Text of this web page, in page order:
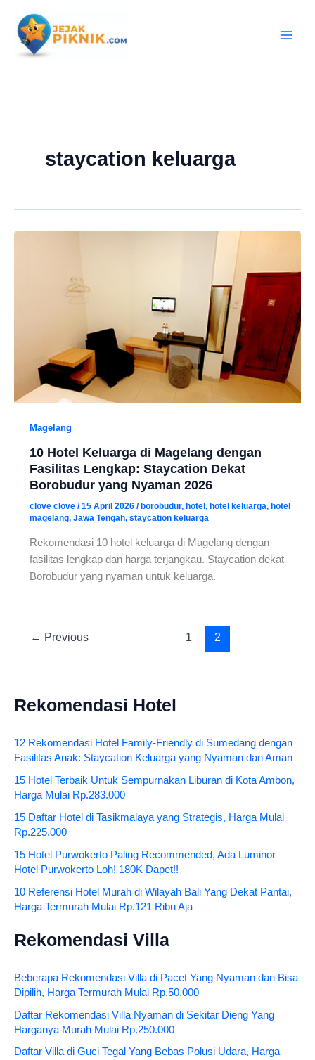
konten
staycation keluarga
Magelang
10 Hotel Keluarga di Magelang dengan
Fasilitas Lengkap: Staycation Dekat
Borobudur yang Nyaman 2026
clove clove /15 April 2026 /borobudur, hotel, hotel keluarga, hotel
magelang, Jawa Tengah, staycation keluarga
Rekomendasi 10 hotel keluarga di Magelang dengan
fasilitas lengkap dan harga terjangkau. Staycation dekat
Borobudur yang nyaman untuk keluarga.
← Previous 1 2
Rekomendasi Hotel
12 Rekomendasi Hotel Family-Friendly di Sumedang dengan
Fasilitas Anak: Staycation Keluarga yang Nyaman dan Aman
15 Hotel Terbaik Untuk Sempurnakan Liburan di Kota Ambon,
Harga Mulai Rp.283.000
15 Daftar Hotel di Tasikmalaya yang Strategis, Harga Mulai
Rp.225.000
15 Hotel Purwokerto Paling Recommended, Ada Luminor
Hotel Purwokerto Loh! 180K Dapet!!
10 Referensi Hotel Murah di Wilayah Bali Yang Dekat Pantai,
Harga Termurah Mulai Rp.121 Ribu Aja
Rekomendasi Villa
Beberapa Rekomendasi Villa di Pacet Yang Nyaman dan Bisa
Dipilih, Harga Termurah Mulai Rp.50.000
Daftar Rekomendasi Villa Nyaman di Sekitar Dieng Yang
Harganya Murah Mulai Rp.250.000
Daftar Villa di Guci Tegal Yang Bebas Polusi Udara, Harga